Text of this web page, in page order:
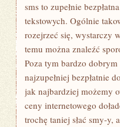
sms to zupełnie
tekstowych. Ogólnie
rozejrzeć się, wystarczy
temu można znaleźć
Poza tym bardzo
najzupełniej bezpłatnie
jak najbardziej możemy
ceny internetowego
trochę taniej słać smy-y,